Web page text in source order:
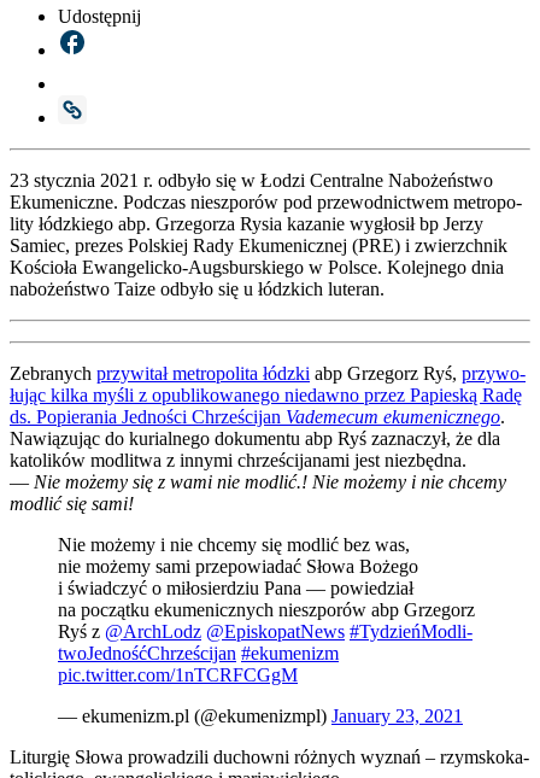
Udostępnij
23 stycz­nia 2021 r. odby­ło się w Łodzi Cen­tral­ne Nabo­żeń­stwo
Eku­me­nicz­ne. Pod­czas nie­szpo­rów pod prze­wod­nic­twem metro­po­
li­ty łódz­kie­go abp. Grze­go­rza Rysia kaza­nie wygło­sił bp Jerzy
Samiec, pre­zes Pol­skiej Rady Eku­me­nicz­nej (PRE) i zwierzch­nik
Kościo­ła Ewan­ge­lic­ko-Augs­bur­skie­go w Pol­sce. Kolej­ne­go dnia
nabo­żeń­stwo Taize odby­ło się u łódz­kich lute­ran.
Zebra­nych przy­wi­tał metro­po­li­ta łódz­ki abp Grze­gorz Ryś, przy­wo­
łu­jąc kil­ka myśli z opu­bli­ko­wa­ne­go nie­daw­no przez Papie­ską Radę
ds. Popie­ra­nia Jed­no­ści Chrze­ści­jan Vade­me­cum eku­me­nicz­ne­go.
Nawią­zu­jąc do kurial­ne­go doku­men­tu abp Ryś zazna­czył, że dla
kato­li­ków modli­twa z inny­mi chrze­ści­ja­na­mi jest nie­zbęd­na.
— Nie może­my się z wami nie modlić.! Nie może­my i nie chce­my
modlić się sami!
Nie może­my i nie chce­my się modlić bez was,
nie może­my sami prze­po­wia­dać Sło­wa Boże­go
i świad­czyć o miło­sier­dziu Pana — powie­dział
na począt­ku eku­me­nicz­nych nie­szpo­rów abp Grze­gorz
Ryś z @ArchLodz @EpiskopatNews #Tydzień­Mo­dli­
two­Jed­ność­Chrze­ści­jan #eku­me­nizm
pic.twitter.com/1nTCRFCGgM
— ekumenizm.pl (@ekumenizmpl) Janu­ary 23, 2021
Litur­gię Sło­wa pro­wa­dzi­li duchow­ni róż­nych wyznań – rzym­sko­ka­